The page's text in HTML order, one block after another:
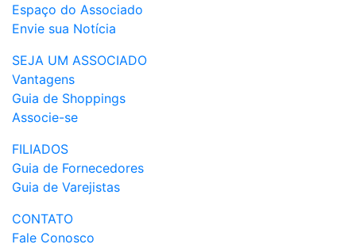
Espaço do Associado
Envie sua Notícia
SEJA UM ASSOCIADO
Vantagens
Guia de Shoppings
Associe-se
FILIADOS
Guia de Fornecedores
Guia de Varejistas
CONTATO
Fale Conosco